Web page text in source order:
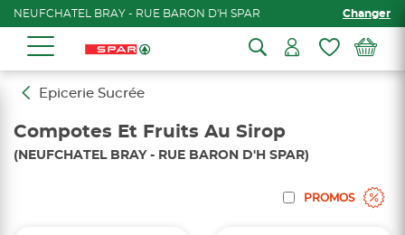
NEUFCHATEL BRAY - RUE BARON D'H SPAR Changer
Epicerie Sucrée
Compotes Et Fruits Au Sirop
(NEUFCHATEL BRAY - RUE BARON D'H SPAR)
PROMOS